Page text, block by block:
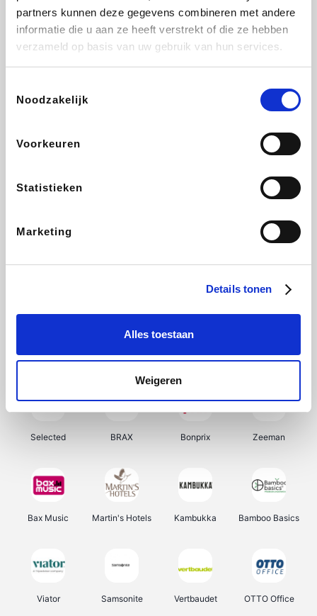
partners kunnen deze gegevens combineren met andere
informatie die u aan ze heeft verstrekt of die ze hebben
verzameld op basis van uw gebruik van hun services.
Noodzakelijk
Voorkeuren
Statistieken
Marketing
Details tonen
Alles toestaan
Weigeren
Weekendesk Sarenza Schiesser Interhome
Lufthansa
CheapTickets.be DeubaXXL
Samsung My Jewellery Delonghi Tennis Point
Selected BRAX Bonprix Zeeman
Bax Music Martin's Hotels Kambukka Bamboo Basics
Viator Samsonite Vertbaudet OTTO Office